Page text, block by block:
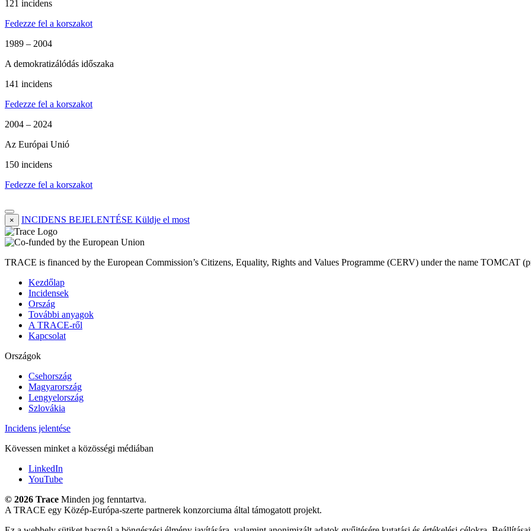
121 incidens
Fedezze fel a korszakot
1989 – 2004
A demokratizálódás időszaka
141 incidens
Fedezze fel a korszakot
2004 – 2024
Az Európai Unió
150 incidens
Fedezze fel a korszakot
× INCIDENS BEJELENTÉSE Küldje el most
TRACE is financed by the European Commission’s Citizens, Equality, Rights and Values Programme (CERV) under the name TOMCAT
Kezdőlap
Incidensek
Ország
További anyagok
A TRACE-ről
Kapcsolat
Országok
Csehország
Magyarország
Lengyelország
Szlovákia
Incidens jelentése
Kövessen minket a közösségi médiában
LinkedIn
YouTube
© 2026 Trace Minden jog fenntartva.
A TRACE egy Közép-Európa-szerte partnerek konzorciuma által támogatott projekt.